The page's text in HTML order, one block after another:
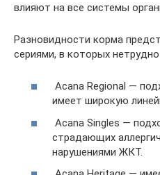
влияют на все системы
Разновидности корма
сериями, в которых
Acana Regional —
имеет широкую
Acana Singles —
страдающих
нарушениями ЖКТ.